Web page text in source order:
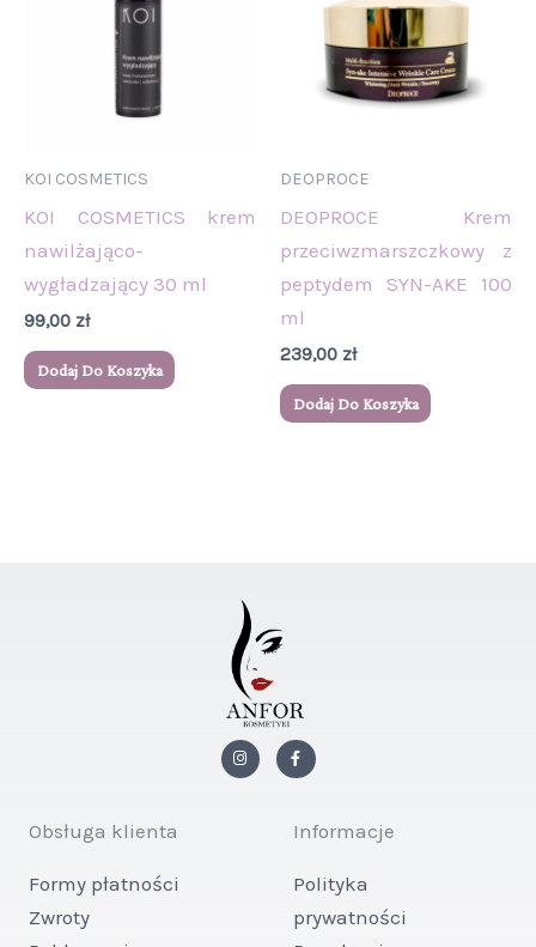
KOI COSMETICS
KOI COSMETICS krem
nawilżająco-
wygładzający 30 ml
99,00 zł
Dodaj Do Koszyka
DEOPROCE
DEOPROCE Krem
przeciwzmarszczkowy z
peptydem SYN-AKE 100
ml
239,00 zł
Dodaj Do Koszyka
I
n
s
F
a
c
o
o
f
Obsługa klienta
Formy płatności
Zwroty
Informacje
Polityka
prywatności